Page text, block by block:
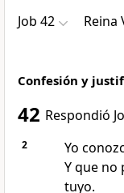
Job 42 Reina
Confesión y
42 Respondió
2
Yo
Y que
tuyo.